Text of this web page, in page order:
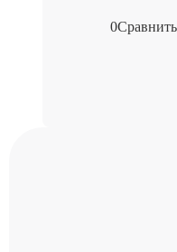
0Сравнить